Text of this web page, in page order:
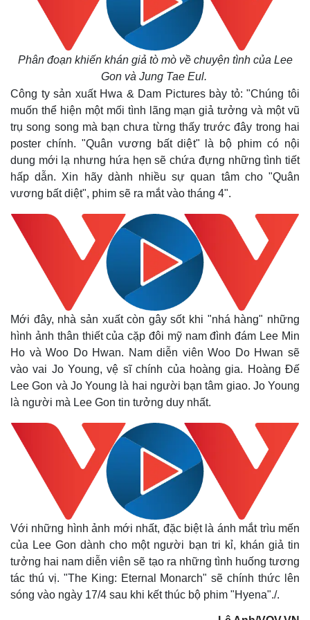
Hồ sơ
E-Magazine
Infographic
Phân đoạn khiến khán giả tò mò về chuyện tình của Lee
Gon và Jung Tae Eul.
Công ty sản xuất Hwa & Dam Pictures bày tỏ: "Chúng tôi
muốn thể hiện một mối tình lãng mạn giả tưởng và một vũ
trụ song song mà bạn chưa từng thấy trước đây trong hai
poster chính. "Quân vương bất diệt" là bộ phim có nội
dung mới lạ nhưng hứa hẹn sẽ chứa đựng những tình tiết
hấp dẫn. Xin hãy dành nhiều sự quan tâm cho "Quân
vương bất diệt", phim sẽ ra mắt vào tháng 4".
Mới đây, nhà sản xuất còn gây sốt khi "nhá hàng" những
hình ảnh thân thiết của cặp đôi mỹ nam đình đám Lee Min
Ho và Woo Do Hwan. Nam diễn viênWoo Do Hwan sẽ
vào vai Jo Young, vệ sĩ chính của hoàng gia. Hoàng Đế
Lee Gon và Jo Young là hai người bạn tâm giao. Jo Young
là người mà Lee Gon tin tưởng duy nhất.
Với những hình ảnh mới nhất, đặc biệt là ánh mắt trìu mến
của Lee Gon dành cho một người bạn tri kỉ, khán giả tin
tưởng hai nam diễn viên sẽ tạo ra những tình huống tương
tác thú vị. "The King: Eternal Monarch" sẽ chính thức lên
sóng vào ngày 17/4 sau khi kết thúc bộ phim "Hyena"./.